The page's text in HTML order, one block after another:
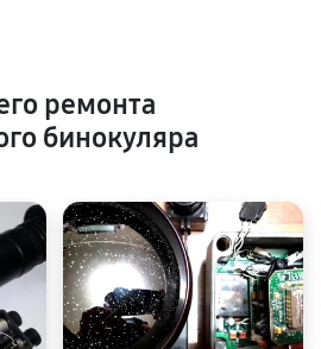
ремонта
бинокуляра